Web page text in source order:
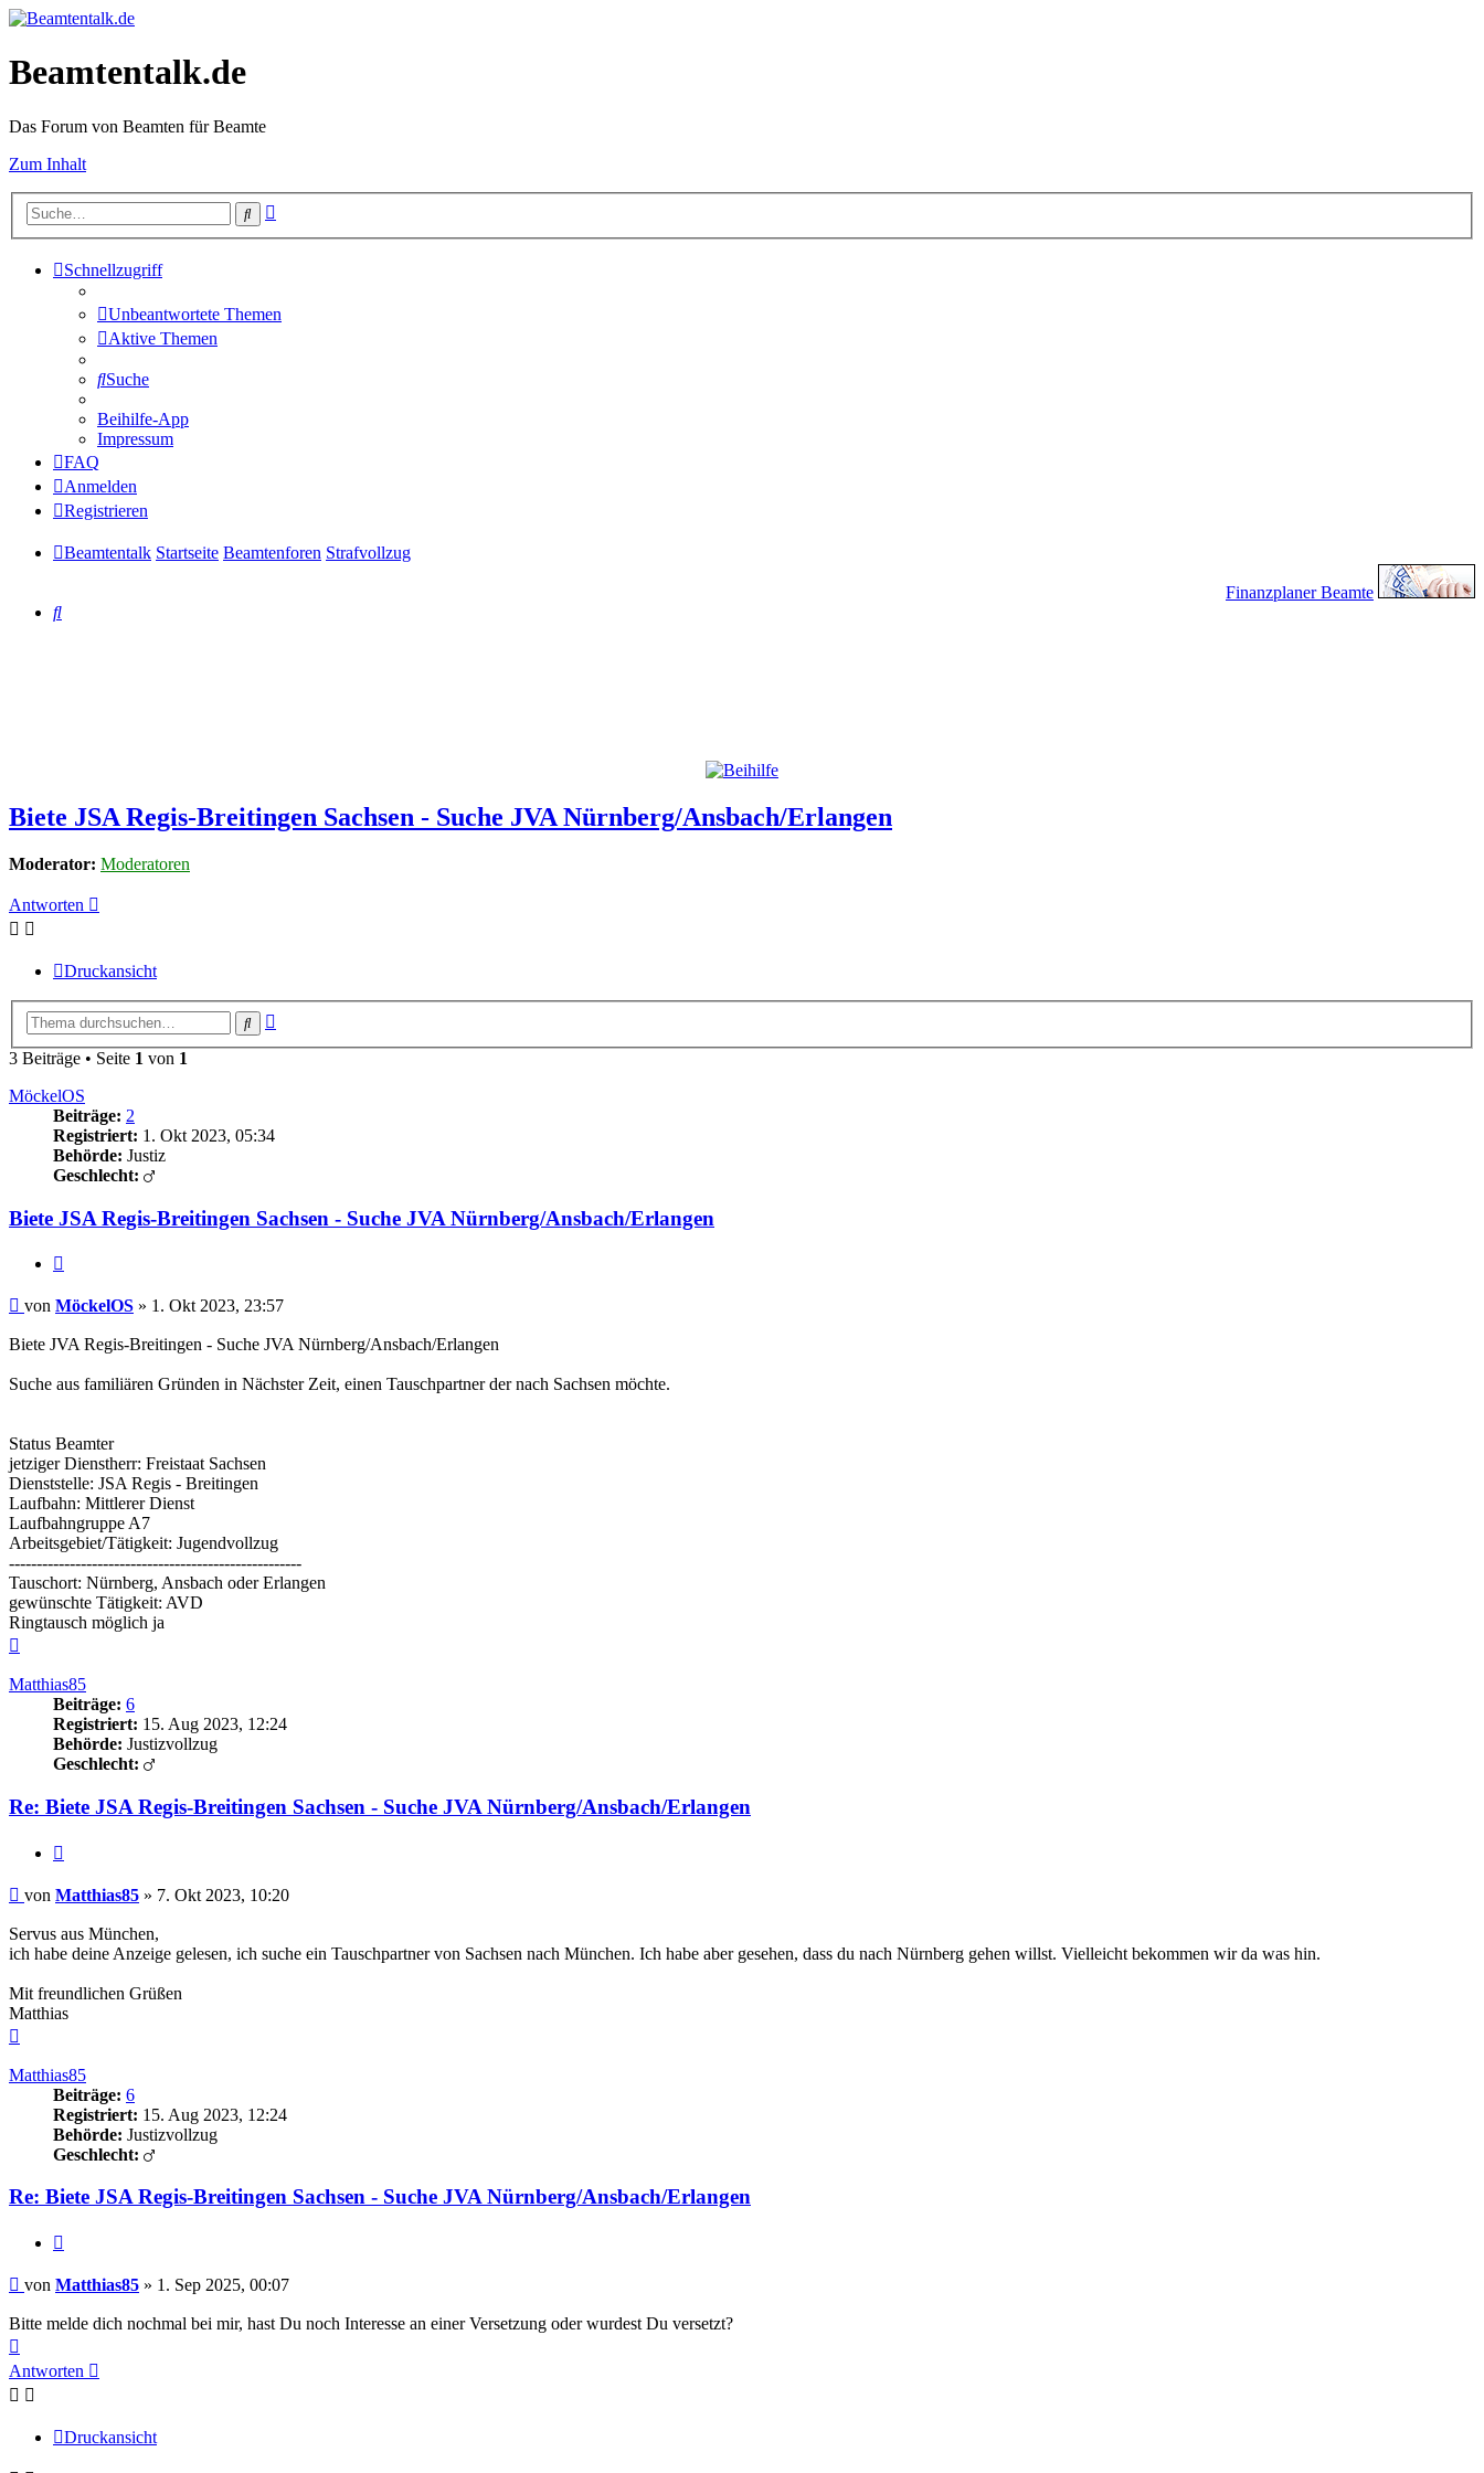
Beamtentalk.de
Das Forum von Beamten für Beamte
Zum Inhalt
Suche
Schnellzugriff
Unbeantwortete Themen
Aktive Themen
Suche
Beihilfe-App
Impressum
FAQ
Anmelden
Registrieren
Beamtentalk Startseite Beamtenforen Strafvollzug
Finanzplaner Beamte
Suche
Biete JSA Regis-Breitingen Sachsen - Suche JVA Nürnberg/Ansbach/Erlangen
Moderator: Moderatoren
Antworten
Druckansicht
Suche
3 Beiträge • Seite 1 von 1
MöckelOS
Beiträge: 2
Registriert: 1. Okt 2023, 05:34
Behörde: Justiz
Geschlecht:
Biete JSA Regis-Breitingen Sachsen - Suche JVA Nürnberg/Ansbach/Erlangen
Beitrag
von MöckelOS » 1. Okt 2023, 23:57
Biete JVA Regis-Breitingen - Suche JVA Nürnberg/Ansbach/Erlangen
Suche aus familiären Gründen in Nächster Zeit, einen Tauschpartner der nach Sachsen möchte.
Status Beamter
jetziger Dienstherr: Freistaat Sachsen
Dienststelle: JSA Regis - Breitingen
Laufbahn: Mittlerer Dienst
Laufbahngruppe A7
Arbeitsgebiet/Tätigkeit: Jugendvollzug
-----------------------------------------------------
Tauschort: Nürnberg, Ansbach oder Erlangen
gewünschte Tätigkeit: AVD
Ringtausch möglich ja
Matthias85
Beiträge: 6
Registriert: 15. Aug 2023, 12:24
Behörde: Justizvollzug
Geschlecht:
Re: Biete JSA Regis-Breitingen Sachsen - Suche JVA Nürnberg/Ansbach/Erlangen
Beitrag
von Matthias85 » 7. Okt 2023, 10:20
Servus aus München,
ich habe deine Anzeige gelesen, ich suche ein Tauschpartner von Sachsen nach München. Ich habe aber gesehen, dass du nach Nürnberg gehen willst. Vielleicht bekommen wir da was hin.
Mit freundlichen Grüßen
Matthias
Matthias85
Beiträge: 6
Registriert: 15. Aug 2023, 12:24
Behörde: Justizvollzug
Geschlecht:
Re: Biete JSA Regis-Breitingen Sachsen - Suche JVA Nürnberg/Ansbach/Erlangen
Beitrag
von Matthias85 » 1. Sep 2025, 00:07
Bitte melde dich nochmal bei mir, hast Du noch Interesse an einer Versetzung oder wurdest Du versetzt?
oben
Antworten
Druckansicht